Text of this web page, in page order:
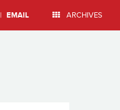
| EMAIL ARCHIVES